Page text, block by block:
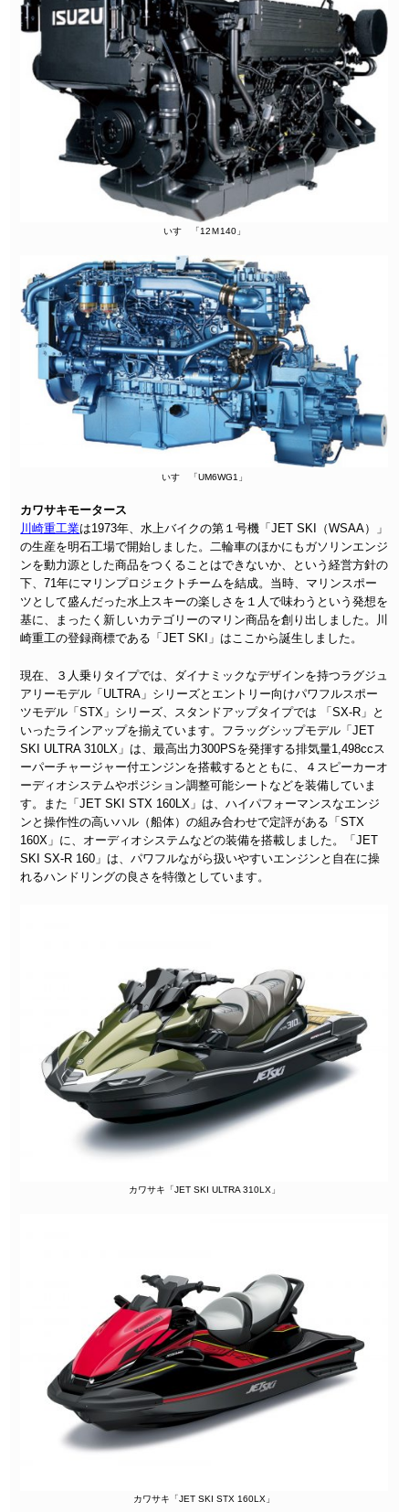
いすゞ「12Ｍ140」
いすゞ「UM6WG1」
カワサキモータース
川崎重工業は1973年、水上バイクの第１号機「JET SKI（WSAA）」
の生産を明石工場で開始しました。二輪車のほかにもガソリンエンジ
ンを動力源とした商品をつくることはできないか、という経営方針の
下、71年にマリンプロジェクトチームを結成。当時、マリンスポー
ツとして盛んだった水上スキーの楽しさを１人で味わうという発想を
基に、まったく新しいカテゴリーのマリン商品を創り出しました。川
崎重工の登録商標である「JET SKI」はここから誕生しました。
現在、３人乗りタイプでは、ダイナミックなデザインを持つラグジュ
アリーモデル「ULTRA」シリーズとエントリー向けパワフルスポー
ツモデル「STX」シリーズ、スタンドアップタイプでは 「SX-R」と
いったラインアップを揃えています。フラッグシップモデル「JET
SKI ULTRA 310LX」は、最高出力300PSを発揮する排気量1,498ccス
ーパーチャージャー付エンジンを搭載するとともに、４スピーカーオ
ーディオシステムやポジション調整可能シートなどを装備していま
す。また「JET SKI STX 160LX」は、ハイパフォーマンスなエンジ
ンと操作性の高いハル（船体）の組み合わせで定評がある「STX
160X」に、オーディオシステムなどの装備を搭載しました。「JET
SKI SX-R 160」は、パワフルながら扱いやすいエンジンと自在に操
れるハンドリングの良さを特徴としています。
カワサキ「JET SKI ULTRA 310LX」
カワサキ「JET SKI STX 160LX」